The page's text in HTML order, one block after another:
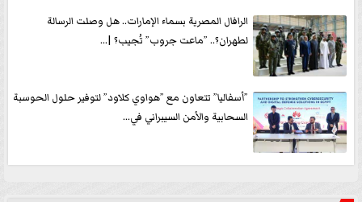
الرافال المصرية بسماء الإمارات.. هل وصلت الرسالة
لطهران؟.. ”ماعت جروب” تُجيب؟ |...
”أسفاليا” تتعاون مع ”هواوي كلاود” لتوفير حلول الحوسبة
السحابية والأمن السيبراني في...